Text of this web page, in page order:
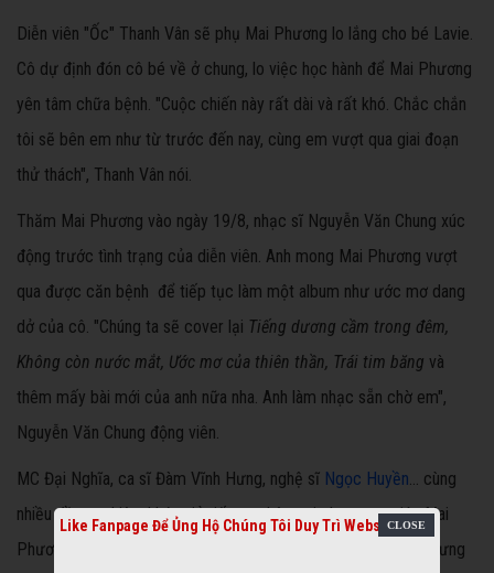
Diễn viên "Ốc" Thanh Vân sẽ phụ Mai Phương lo lắng cho bé Lavie.
Cô dự định đón cô bé về ở chung, lo việc học hành để Mai Phương
yên tâm chữa bệnh. "Cuộc chiến này rất dài và rất khó. Chắc chắn
tôi sẽ bên em như từ trước đến nay, cùng em vượt qua giai đoạn
thử thách", Thanh Vân nói.
Thăm Mai Phương vào ngày 19/8, nhạc sĩ Nguyễn Văn Chung xúc
động trước tình trạng của diễn viên. Anh mong Mai Phương vượt
qua được căn bệnh để tiếp tục làm một album như ước mơ dang
dở của cô. "Chúng ta sẽ cover lại Tiếng dương cầm trong đêm,
Không còn nước mắt, Ước mơ của thiên thần, Trái tim băng và
thêm mấy bài mới của anh nữa nha. Anh làm nhạc sẵn chờ em",
Nguyễn Văn Chung động viên.
MC Đại Nghĩa, ca sĩ Đàm Vĩnh Hưng, nghệ sĩ Ngọc Huyền... cùng
nhiều đồng nghiệp, khán giả tiếp tục kêu gọi chung tay giúp Mai
Phương trị bệnh. Ngoài đêm nhạc quyên góp của Đàm Vĩnh Hưng
Like Fanpage Để Ủng Hộ Chúng Tôi Duy Trì Website